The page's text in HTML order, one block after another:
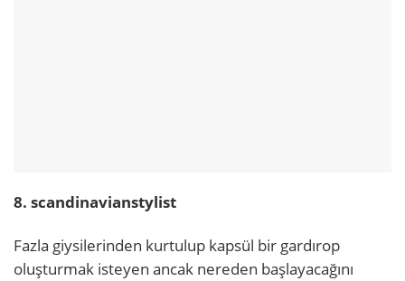
8. scandinavianstylist
Fazla giysilerinden kurtulup kapsül bir gardırop
oluşturmak isteyen ancak nereden başlayacağını